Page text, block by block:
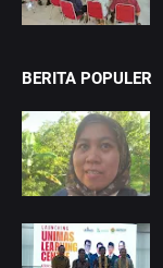
BERITA POPULER